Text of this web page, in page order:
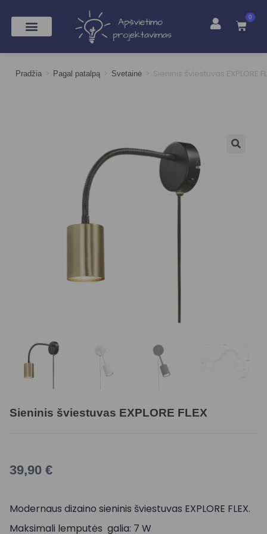
0
Pradžia > Pagal patalpą > Svetainė > Sieninis šviestuvas EXPLORE
Sieninis šviestuvas EXPLORE FLEX
39,90 €
Modernaus dizaino sieninis šviestuvas EXPLORE FLEX.
Maksimali lemputės galia: 7 W